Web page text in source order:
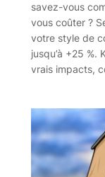
savez-vous
vous coûter ?
votre style de
jusqu’à +25 %.
vrais impacts,